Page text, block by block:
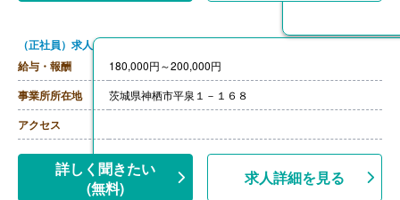
（正社員）求人
給与・報酬
180,000円～200,000円
事業所所在地 茨城県神栖市平泉１－１６８
アクセス
詳しく聞きたい
(無料)
求人詳細を見る